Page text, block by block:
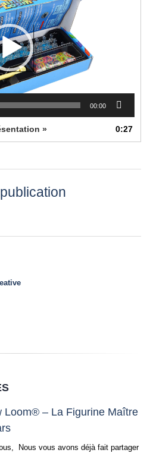
00:00
» 0:27
Loom® – La Figurine Maître
Nous vous avons déjà fait partager